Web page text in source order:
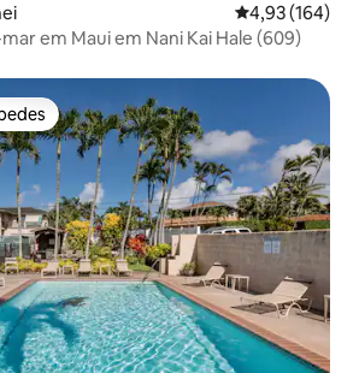
4,93 de uma
4,93 (164)
em Maui em Nani Kai Hale (609)